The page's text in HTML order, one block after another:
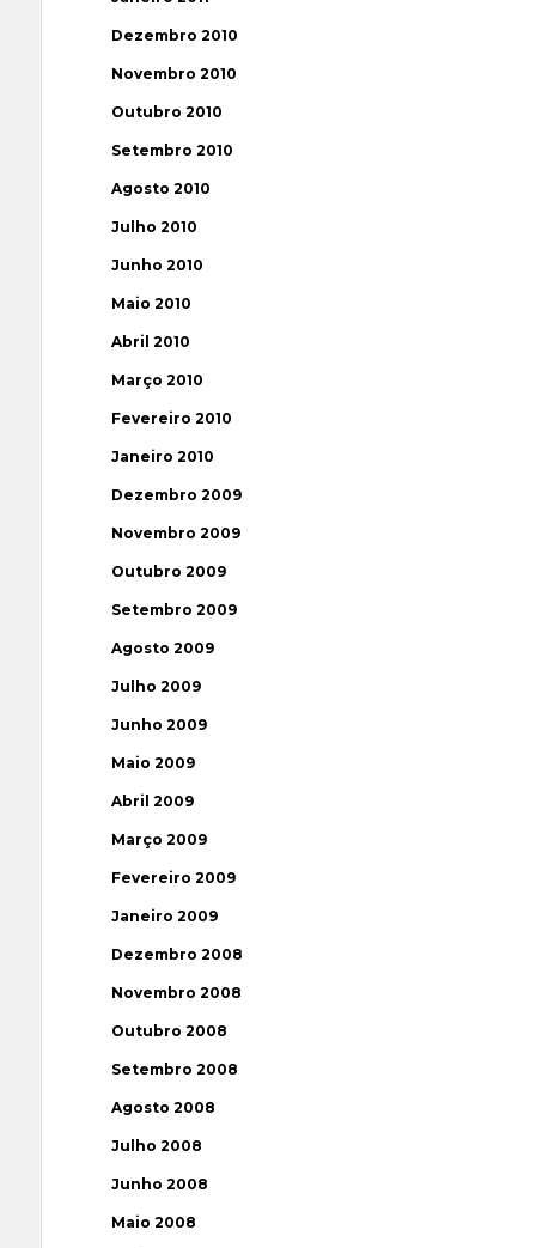
Dezembro 2010
Novembro 2010
Outubro 2010
Setembro 2010
Agosto 2010
Julho 2010
Junho 2010
Maio 2010
Abril 2010
Março 2010
Fevereiro 2010
Janeiro 2010
Dezembro 2009
Novembro 2009
Outubro 2009
Setembro 2009
Agosto 2009
Julho 2009
Junho 2009
Maio 2009
Abril 2009
Março 2009
Fevereiro 2009
Janeiro 2009
Dezembro 2008
Novembro 2008
Outubro 2008
Setembro 2008
Agosto 2008
Julho 2008
Junho 2008
Maio 2008